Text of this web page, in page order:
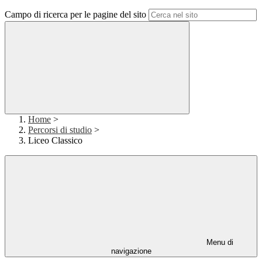
Campo di ricerca per le pagine del sito
Home >
Percorsi di studio >
Liceo Classico
Menu di
navigazione